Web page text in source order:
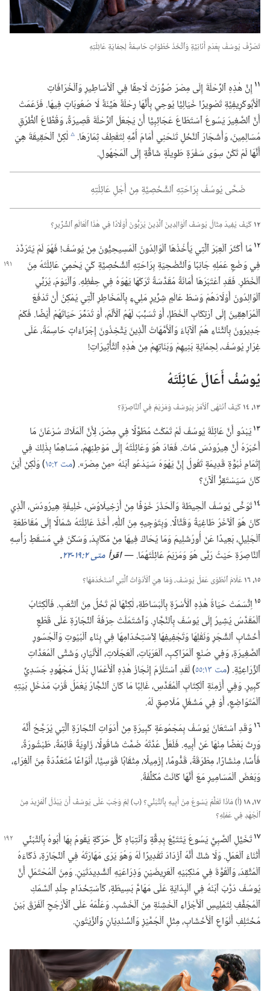
تَصَرَّفَ يُوسُفُ بِعَدَمِ أَنَانِيَّةٍ وَٱتَّخَذَ خُطُوَاتٍ حَاسِمَةً لِحِمَايَةِ عَائِلَتِهِ
١١ إِنَّ هٰذِهِ ٱلرِّحْلَةَ إِلَى مِصْرَ صُوِّرَتْ لَاحِقًا فِي ٱلْأَسَاطِيرِ وَٱلْخُرَافَاتِ
ٱلْأَبُوكْرِيفِيَّةِ تَصْوِيرًا خَيَالِيًّا يُوحِي بِأَنَّهَا رِحْلَةٌ هَيِّنَةٌ لَا صُعُوبَاتٍ فِيهَا.‏ فَزَعَمَتْ
أَنَّ ٱلصَّغِيرَ يَسُوعَ ٱسْتَطَاعَ عَجَائِبِيًّا أَنْ يَجْعَلَ ٱلرِّحْلَةَ قَصِيرَةً،‏ وَقُطَّاعَ ٱلطُّرُقِ
مُسَالِمِينَ،‏ وَأَشْجَارَ ٱلنَّخْلِ تَنْحَنِي أَمَامَ أُمِّهِ لِتَقْطِفَ ثِمَارَهَا.‏ cلٰكِنَّ ٱلْحَقِيقَةَ هِيَ
أَنَّهَا لَمْ تَكُنْ سِوَى سَفْرَةٍ طَوِيلَةٍ شَاقَّةٍ إِلَى ٱلْمَجْهُولِ.‏
ضَحَّى يُوسُفُ بِرَاحَتِهِ ٱلشَّخْصِيَّةِ مِنْ أَجْلِ عَائِلَتِهِ
١٢كَيْفَ يُفِيدُ مِثَالُ يُوسُفَ ٱلْوَالِدِينَ ٱلَّذِينَ يُرَبُّونَ أَوْلَادًا فِي هٰذَا ٱلْعَالَمِ ٱلشِّرِّيرِ؟‏
١٢مَا أَكْثَرَ ٱلْعِبَرَ ٱلَّتِي يَأْخُذُهَا ٱلْوَالِدُونَ ٱلْمَسِيحِيُّونَ مِنْ يُوسُفَ!‏ فَهُوَ لَمْ يَتَرَدَّدْ
فِي وَضْعِ عَمَلِهِ جَانِبًا وَٱلتَّضْحِيَةِ بِرَاحَتِهِ ٱلشَّخْصِيَّةِ كَيْ يَحْمِيَ عَائِلَتَهُ مِنَ
ٱلْخَطَرِ.‏ فَقَدِ ٱعْتَبَرَهَا أَمَانَةً مُقَدَّسَةً تَرَكَهَا يَهْوَهُ فِي حِفْظِهِ.‏ وَٱلْيَوْمَ،‏ يُرَبِّي
ٱلْوَالِدُونَ أَوْلَادَهُمْ وَسْطَ عَالَمٍ شِرِّيرٍ مَلِيءٍ بِٱلْمَخَاطِرِ ٱلَّتِي يُمْكِنُ أَنْ تَدْفَعَ
ٱلْمُرَاهِقِينَ إِلَى ٱرْتِكَابِ ٱلْخَطَإِ،‏ أَوْ تُسَبِّبَ لَهُمُ ٱلْأَلَمَ،‏ أَوْ تُدَمِّرَ حَيَاتَهُمْ أَيْضًا.‏ فَكَمْ
جَدِيرُونَ بِٱلثَّنَاءِ هُمُ ٱلْآبَاءُ وَٱلْأُمَّهَاتُ ٱلَّذِينَ يَتَّخِذُونَ إِجْرَاءَاتٍ حَاسِمَةً،‏ عَلَى
غِرَارِ يُوسُفَ،‏ لِحِمَايَةِ بَنِيهِمْ وَبَنَاتِهِمْ مِنْ هٰذِهِ ٱلتَّأْثِيرَاتِ!‏
يُوسُفُ أَعَالَ عَائِلَتَهُ
١٣،‏ ١٤
كَيْفَ ٱنْتَهَى ٱلْأَمْرُ بِيُوسُفَ وَمَرْيَمَ فِي ٱلنَّاصِرَةِ؟‏
١٣يَبْدُو أَنَّ عَائِلَةَ يُوسُفَ لَمْ تَمْكُثْ مُطَوَّلًا فِي مِصْرَ،‏ لِأَنَّ ٱلْمَلَاكَ سُرْعَانَ مَا
أَخْبَرَهُ أَنَّ هِيرُودُسَ مَاتَ.‏ فَعَادَ هُوَ وَعَائِلَتُهُ إِلَى مَوْطِنِهِمْ،‏ مُسَاهِمًا بِذٰلِكَ فِي
إِتْمَامِ نُبُوَّةٍ قَدِيمَةٍ تَقُولُ إِنَّ يَهْوَهَ سَيَدْعُو ٱبْنَهُ «مِنْ مِصْرَ».‏ (‏مت ٢:‏١٥
‏)‏ وَلٰكِنْ أَيْنَ
كَانَ سَيَسْتَقِرُّ ٱلْآنَ؟‏
١٤تَوَخَّى يُوسُفُ ٱلْحِيطَةَ وَٱلْحَذَرَ خَوْفًا مِنْ أَرْخِيلَاوُسَ،‏ خَلِيفَةِ هِيرُودُسَ،‏ ٱلَّذِي
كَانَ هُوَ ٱلْآخَرُ طَاغِيَةً وَقَتَّالًا.‏ وَبِتَوْجِيهٍ مِنَ ٱللّٰهِ،‏ أَخَذَ عَائِلَتَهُ شَمَالًا إِلَى مُقَاطَعَةِ
ٱلْجَلِيلِ،‏ بَعِيدًا عَنْ أُورُشَلِيمَ وَمَا يُحَاكُ فِيهَا مِنْ مَكَايِدَ،‏ وَسَكَنَ فِي مَسْقَطِ رَأْسِهِ
ٱلنَّاصِرَةِ حَيْثُ رَبَّى هُوَ وَمَرْيَمُ عَائِلَتَهُمَا.‏ —‏اقرأ متى ٢:‏​١٩-‏٢٣ ‏.‏
١٥،‏ ١٦
عَلَامَ ٱنْطَوَى عَمَلُ يُوسُفَ،‏ وَمَا هِيَ ٱلْأَدَوَاتُ ٱلَّتِي ٱسْتَخْدَمَهَا؟‏
١٥اِتَّسَمَتْ حَيَاةُ هٰذِهِ ٱلْأُسْرَةِ بِٱلْبَسَاطَةِ،‏ لٰكِنَّهَا لَمْ تَخْلُ مِنَ ٱلتَّعَبِ.‏ فَٱلْكِتَابُ
ٱلْمُقَدَّسُ يُشِيرُ إِلَى يُوسُفَ بِٱلنَّجَّارِ.‏ وَٱشْتَمَلَتْ حِرْفَةُ ٱلنِّجَارَةِ عَلَى قَطْعِ
أَخْشَابِ ٱلشَّجَرِ وَنَقْلِهَا وَتَجْفِيفِهَا لِٱسْتِخْدَامِهَا فِي بِنَاءِ ٱلْبُيُوتِ وَٱلْجُسُورِ
ٱلصَّغِيرَةِ،‏ وَفِي صُنْعِ ٱلْمَرَاكِبِ،‏ ٱلْعَرَبَاتِ،‏ ٱلْعَجَلَاتِ،‏ ٱلْأَنْيَارِ،‏ وَشَتَّى ٱلْمُعَدَّاتِ
ٱلزِّرَاعِيَّةِ.‏ (‏مت ١٣:‏٥٥
‏)‏ لَقَدِ ٱسْتَلْزَمَ إِنْجَازُ هٰذِهِ ٱلْأَعْمَالِ بَذْلَ مَجْهُودٍ جَسَدِيٍّ
كَبِيرٍ.‏ وَفِي أَزْمِنَةِ ٱلْكِتَابِ ٱلْمُقَدَّسِ،‏ غَالِبًا مَا كَانَ ٱلنَّجَّارُ يَعْمَلُ قُرْبَ مَدْخَلِ بَيْتِهِ
ٱلْمُتَوَاضِعِ،‏ أَوْ فِي مَشْغَلٍ مُلَاصِقٍ لَهُ.‏
١٦وَقَدِ ٱسْتَعَانَ يُوسُفُ بِمَجْمُوعَةٍ كَبِيرَةٍ مِنْ أَدَوَاتِ ٱلنِّجَارَةِ ٱلَّتِي يُرَجَّحُ أَنَّهُ
وَرِثَ بَعْضًا مِنْهَا عَنْ أَبِيهِ.‏ فَلَعَلَّ عُدَّتَهُ ضَمَّتْ شَاقُولًا،‏ زَاوِيَةً قَائِمَةً،‏ طَبْشُورَةً،‏
فَأْسًا،‏ مِنْشَارًا،‏ مِطْرَقَةً،‏ قَدُّومًا،‏ إِزْمِيلًا،‏ مِثْقَابًا قَوْسِيًّا،‏ أَنْوَاعًا مُتَعَدِّدَةً مِنَ ٱلْغِرَاءِ،‏
وَبَعْضَ ٱلْمَسَامِيرِ مَعَ أَنَّهَا كَانَتْ مُكَلِّفَةً.‏
١٧،‏ ١٨
(‏أ)‏ مَاذَا تَعَلَّمَ يَسُوعُ مِنْ أَبِيهِ بِٱلتَّبَنِّي؟‏ (‏ب)‏ لِمَ وَجَبَ عَلَى يُوسُفَ أَنْ يَبْذُلَ ٱلْمَزِيدَ مِنَ
ٱلْجُهْدِ فِي عَمَلِهِ؟‏
١٧تَخَيَّلِ ٱلصَّبِيَّ يَسُوعَ يَتَتَبَّعُ بِدِقَّةٍ وَٱنْتِبَاهٍ كُلَّ حَرَكَةٍ يَقُومُ بِهَا أَبُوهُ بِٱلتَّبَنِّي
أَثْنَاءَ ٱلْعَمَلِ.‏ وَلَا شَكَّ أَنَّهُ ٱزْدَادَ تَقْدِيرًا لَهُ وَهُوَ يَرَى مَهَارَتَهُ فِي ٱلنِّجَارَةِ،‏ ذَكَاءَهُ
ٱلْمُتَّقِدَ،‏ وَٱلْقُوَّةَ فِي مَنْكِبَيْهِ ٱلْعَرِيضَيْنِ وَذِرَاعَيْهِ ٱلشَّدِيدَتَيْنِ.‏ وَمِنَ ٱلْمُحْتَمَلِ أَنَّ
يُوسُفَ دَرَّبَ ٱبْنَهُ فِي ٱلْبِدَايَةِ عَلَى مَهَامَّ بَسِيطَةٍ،‏ كَٱسْتِخْدَامِ جِلْدِ ٱلسَّمَكِ
ٱلْمُجَفَّفِ لِتَمْلِيسِ ٱلْأَجْزَاءِ ٱلْخَشِنَةِ مِنَ ٱلْخَشَبِ.‏ وَعَلَّمَهُ عَلَى ٱلْأَرْجَحِ ٱلْفَرْقَ بَيْنَ
مُخْتَلِفِ أَنْوَاعِ ٱلْأَخْشَابِ،‏ مِثْلِ ٱلْجُمَّيْزِ وَٱلسِّنْدِيَانِ وَٱلزَّيْتُونِ.‏